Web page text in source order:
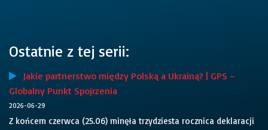
Ostatnie z tej serii:
Jakie partnerstwo między Polską a Ukrainą? | GPS –
Globalny Punkt Spojrzenia
2026-06-29
Z końcem czerwca (25.06) minęła trzydziesta rocznica deklaracji